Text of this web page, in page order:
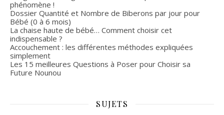
phénomène !
Dossier Quantité et Nombre de Biberons par jour pour
Bébé (0 à 6 mois)
La chaise haute de bébé… Comment choisir cet
indispensable ?
Accouchement : les différentes méthodes expliquées
simplement
Les 15 meilleures Questions à Poser pour Choisir sa
Future Nounou
SUJETS